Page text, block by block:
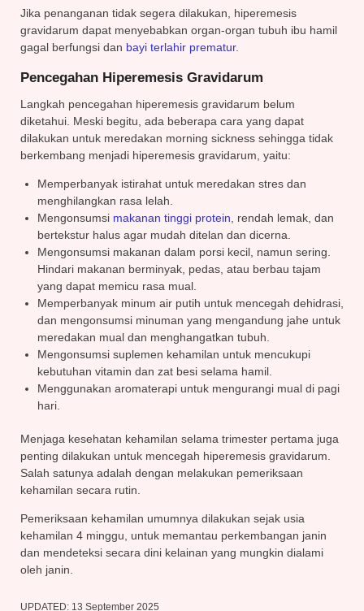
Jika penanganan tidak segera dilakukan, hiperemesis
gravidarum dapat menyebabkan organ-organ tubuh ibu hamil
gagal berfungsi dan bayi terlahir prematur.
Pencegahan Hiperemesis Gravidarum
Langkah pencegahan hiperemesis gravidarum belum
diketahui. Meski begitu, ada beberapa cara yang dapat
dilakukan untuk meredakan morning sickness sehingga tidak
berkembang menjadi hiperemesis gravidarum, yaitu:
Memperbanyak istirahat untuk meredakan stres dan
menghilangkan rasa lelah.
Mengonsumsi makanan tinggi protein , rendah lemak, dan
bertekstur halus agar mudah ditelan dan dicerna.
Mengonsumsi makanan dalam porsi kecil, namun sering.
Hindari makanan berminyak, pedas, atau berbau tajam
yang dapat memicu rasa mual.
Memperbanyak minum air putih untuk mencegah dehidrasi,
dan mengonsumsi minuman yang mengandung jahe untuk
meredakan mual dan menghangatkan tubuh.
Mengonsumsi suplemen kehamilan untuk mencukupi
kebutuhan vitamin dan zat besi selama hamil.
Menggunakan aromaterapi untuk mengurangi mual di pagi
hari.
Menjaga kesehatan kehamilan selama trimester pertama juga
penting dilakukan untuk mencegah hiperemesis gravidarum.
Salah satunya adalah dengan melakukan pemeriksaan
kehamilan secara rutin.
Pemeriksaan kehamilan umumnya dilakukan sejak usia
kehamilan 4 minggu, untuk memantau perkembangan janin
dan mendeteksi secara dini kelainan yang mungkin dialami
oleh janin.
UPDATED: 13 September 2025